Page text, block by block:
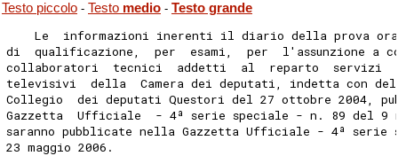
Testo piccolo - Testo medio - Testo grande
Le  informazioni inerenti il diario della prova
di  qualificazione,  per  esami,  per  l'assunzione a
collaboratori  tecnici  addetti  al  reparto  servizi
televisivi  della  Camera dei deputati, indetta con
Collegio  dei deputati Questori del 27 ottobre 2004,
Gazzetta  Ufficiale  - 4ª serie speciale - n. 89 del 9
saranno pubblicate nella Gazzetta Ufficiale - 4ª serie
23 maggio 2006.